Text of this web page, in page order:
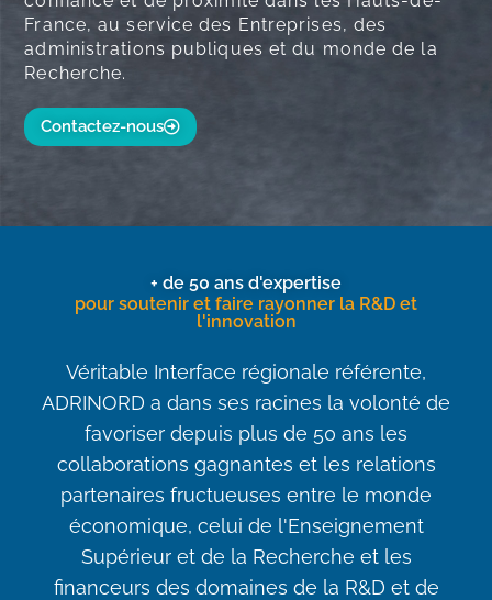
France, au service des Entreprises, des
administrations publiques et du monde de la
Recherche.
Contactez-nous
+ de 50 ans d'expertise
pour soutenir et faire rayonner la R&D et
l'innovation
Véritable Interface régionale référente,
ADRINORD a dans ses racines la volonté de
favoriser depuis plus de 50 ans les
collaborations gagnantes et les relations
partenaires fructueuses entre le monde
économique, celui de l'Enseignement
Supérieur et de la Recherche et les
financeurs des domaines de la R&D et de